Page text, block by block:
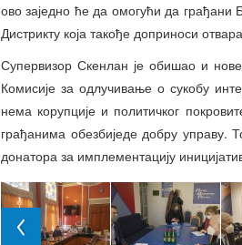
ово заједно ће да омогући да грађани
Дистрикту која такође доприноси
Супервизор Скенлан је обишао и нове
Комисије за одлучивање о сукобу
нема корупције и политичког
грађанима обезбиједе добру управу.
донатора за имплементацију